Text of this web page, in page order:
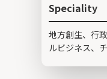
Speciality
地方創生、行
ルビジネス、